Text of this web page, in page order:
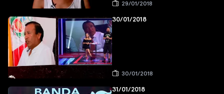
29/01/2018
30/01/2018
30/01/2018
31/01/2018